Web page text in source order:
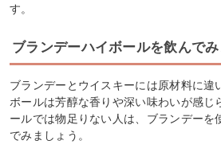
す。
ブランデーハイボールを飲んでみ
ブランデーとウイスキーには原材料に違
ボールは芳醇な香りや深い味わいが感じ
ールでは物足りない人は、ブランデーを
でみましょう。